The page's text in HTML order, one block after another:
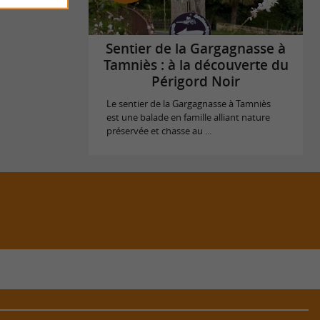
Sentier de la Gargagnasse à
Tamniès : à la découverte du
Périgord Noir
Le sentier de la Gargagnasse à Tamniès
est une balade en famille alliant nature
préservée et chasse au ...